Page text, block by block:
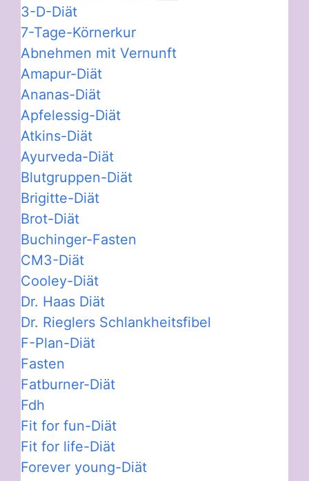
3-D-Diät
7-Tage-Körnerkur
Abnehmen mit Vernunft
Amapur-Diät
Ananas-Diät
Apfelessig-Diät
Atkins-Diät
Ayurveda-Diät
Blutgruppen-Diät
Brigitte-Diät
Brot-Diät
Buchinger-Fasten
CM3-Diät
Cooley-Diät
Dr. Haas Diät
Dr. Rieglers Schlankheitsfibel
F-Plan-Diät
Fasten
Fatburner-Diät
Fdh
Fit for fun-Diät
Fit for life-Diät
Forever young-Diät